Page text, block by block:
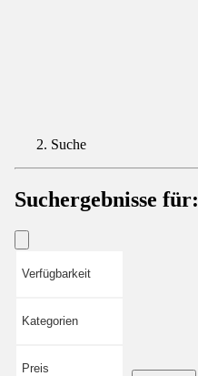
Suche
Suchergebnisse für:
Verfügbarkeit
Kategorien
Preis